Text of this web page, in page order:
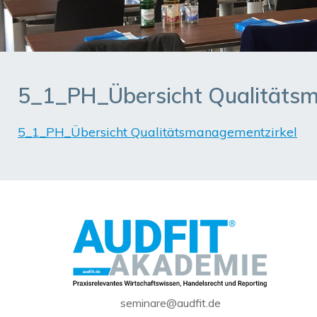
5_1_PH_Übersicht
5_1_PH_Übersicht Qualitätsmanagementzirkel
seminare@audfit.de